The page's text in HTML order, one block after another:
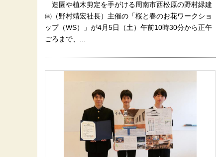
造園や植木剪定を手がける周南市西松原の野村緑建
㈱（野村靖宏社長）主催の「桜と春のお花ワークショ
ップ（WS）」が4月5日（土）午前10時30分から正午
ごろまで、...